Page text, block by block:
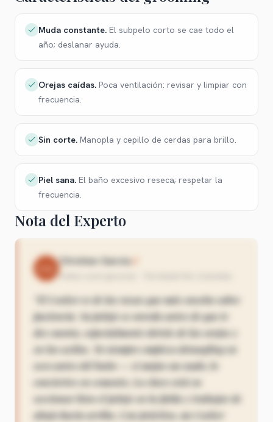
Muda constante. El subpelo corto se cae todo el
año; deslanar ayuda.
Orejas caídas. Poca ventilación: revisar y limpiar con
frecuencia.
Sin corte. Manopla y cepillo de cerdas para brillo.
Piel sana. El baño excesivo reseca; respetar la
frecuencia.
Nota del Experto
Christian García
9 años como groomer · The Stylish Pet, Colombia
El Cocker es de las razas que más enseña sobre
paciencia. Su pelaje se enreda antes de que te
des cuenta, especialmente detrás de las orejas y
en las axilas. Yo siempre empiezo detangling en
seco antes del baño — si mojas un nudo, lo
conviertes en cemento. La clave está en
seccionar bien el pelaje en la falda y trabajar de
abajo hacia arriba. Con práctica, un Cocker